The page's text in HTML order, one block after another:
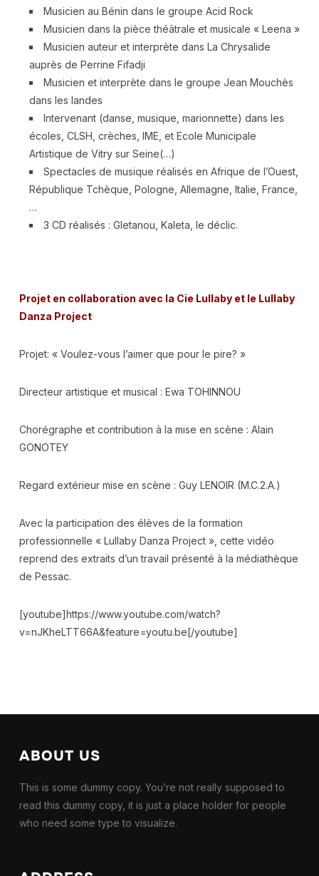
Musicien au Bénin dans le groupe Acid Rock
Musicien dans la pièce théâtrale et musicale « Leena »
Musicien auteur et interprète dans La Chrysalide
auprès de Perrine Fifadji
Musicien et interprète dans le groupe Jean Mouchès
dans les landes
Intervenant (danse, musique, marionnette) dans les
écoles, CLSH, crèches, IME, et Ecole Municipale
Artistique de Vitry sur Seine(…)
Spectacles de musique réalisés en Afrique de l’Ouest,
République Tchèque, Pologne, Allemagne, Italie, France,
…
3 CD réalisés : Gletanou, Kaleta, le déclic.
Projet en collaboration avec la Cie Lullaby et le Lullaby
Danza Project
Projet: « Voulez-vous l’aimer que pour le pire? »
Directeur artistique et musical : Ewa TOHINNOU
Chorégraphe et contribution à la mise en scène : Alain
GONOTEY
Regard extérieur mise en scène : Guy LENOIR (M.C.2.A.)
Avec la participation des élèves de la formation
professionnelle « Lullaby Danza Project », cette vidéo
reprend des extraits d’un travail présenté à la médiathèque
de Pessac.
[youtube]https://www.youtube.com/watch?
v=nJKheLTT66A&feature=youtu.be[/youtube]
ABOUT US
This is some dummy copy. You’re not really supposed to
read this dummy copy, it is just a place holder for people
who need some type to visualize.